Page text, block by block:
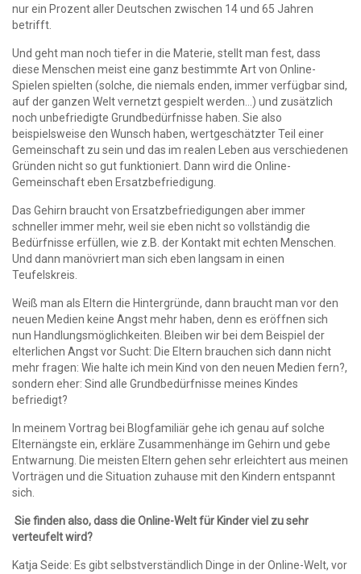
nur ein Prozent aller Deutschen zwischen 14 und 65 Jahren
betrifft.
Und geht man noch tiefer in die Materie, stellt man fest, dass
diese Menschen meist eine ganz bestimmte Art von Online-
Spielen spielten (solche, die niemals enden, immer verfügbar sind,
auf der ganzen Welt vernetzt gespielt werden…) und zusätzlich
noch unbefriedigte Grundbedürfnisse haben. Sie also
beispielsweise den Wunsch haben, wertgeschätzter Teil einer
Gemeinschaft zu sein und das im realen Leben aus verschiedenen
Gründen nicht so gut funktioniert. Dann wird die Online-
Gemeinschaft eben Ersatzbefriedigung.
Das Gehirn braucht von Ersatzbefriedigungen aber immer
schneller immer mehr, weil sie eben nicht so vollständig die
Bedürfnisse erfüllen, wie z.B. der Kontakt mit echten Menschen.
Und dann manövriert man sich eben langsam in einen
Teufelskreis.
Weiß man als Eltern die Hintergründe, dann braucht man vor den
neuen Medien keine Angst mehr haben, denn es eröffnen sich
nun Handlungsmöglichkeiten. Bleiben wir bei dem Beispiel der
elterlichen Angst vor Sucht: Die Eltern brauchen sich dann nicht
mehr fragen: Wie halte ich mein Kind von den neuen Medien fern?,
sondern eher: Sind alle Grundbedürfnisse meines Kindes
befriedigt?
In meinem Vortrag bei Blogfamiliär gehe ich genau auf solche
Elternängste ein, erkläre Zusammenhänge im Gehirn und gebe
Entwarnung. Die meisten Eltern gehen sehr erleichtert aus meinen
Vorträgen und die Situation zuhause mit den Kindern entspannt
sich.
Sie finden also, dass die Online-Welt für Kinder viel zu sehr
verteufelt wird?
Katja Seide: Es gibt selbstverständlich Dinge in der Online-Welt, vor